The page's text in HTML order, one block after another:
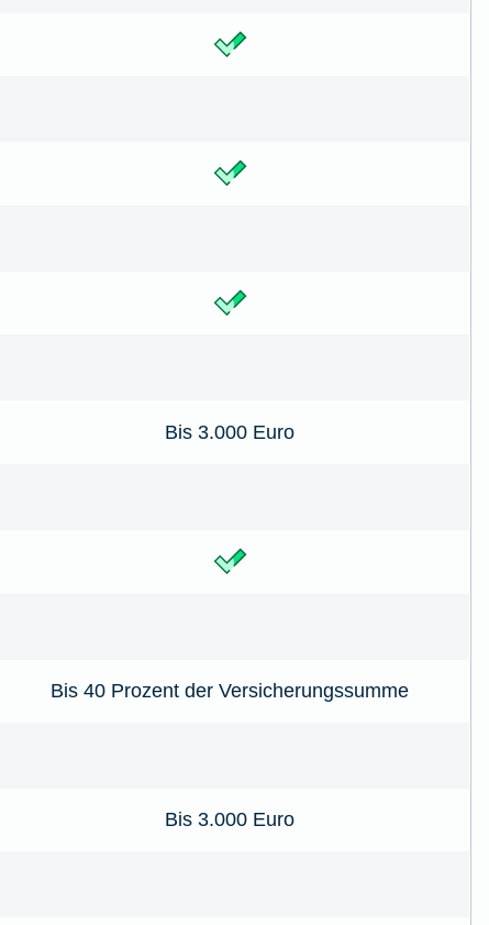
Bis 3.000 Euro
Bis 40 Prozent der Versicherungssumme
Bis 3.000 Euro